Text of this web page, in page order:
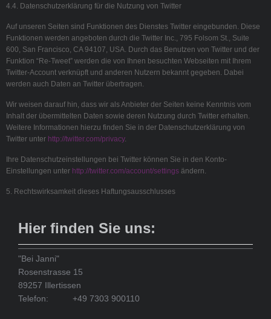
4.4. Datenschutzerklärung für die Nutzung von Twitter
Auf unseren Seiten sind Funktionen des Dienstes Twitter eingebunden. Diese
Funktionen werden angeboten durch die Twitter Inc., 795 Folsom St., Suite
600, San Francisco, CA 94107, USA. Durch das Benutzen von Twitter und der
Funktion “Re-Tweet” werden die von Ihnen besuchten Webseiten mit Ihrem
Twitter-Account verknüpft und anderen Nutzern bekannt gegeben. Dabei
werden auch Daten an Twitter übertragen.
Wir weisen darauf hin, dass wir als Anbieter der Seiten keine Kenntnis vom
Inhalt der übermittelten Daten sowie deren Nutzung durch Twitter erhalten.
Weitere Informationen hierzu finden Sie in der Datenschutzerklärung von
Twitter unter http://twitter.com/privacy.
Ihre Datenschutzeinstellungen bei Twitter können Sie in den Konto-
Einstellungen unter http://twitter.com/account/settings ändern.
5. Rechtswirksamkeit dieses Haftungsausschlusses
Hier finden Sie uns:
"Bei Janni"
Rosenstrasse 15
89257 Illertissen
Telefon:
+49 7303 900110